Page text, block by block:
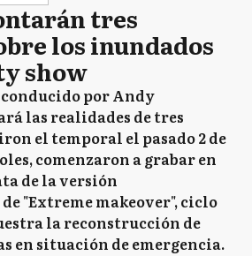
tres
los inundados
show
por Andy
las realidades de tres
el temporal el pasado 2 de
comenzaron a grabar en
de la versión
"Extreme makeover", ciclo
la reconstrucción de
en situación de emergencia.